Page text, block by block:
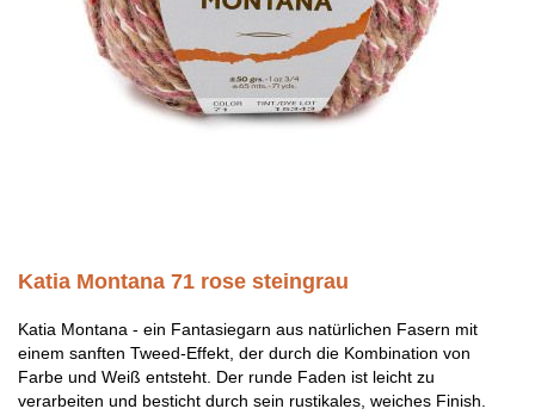
Katia Montana 71 rose steingrau
Katia Montana - ein Fantasiegarn aus natürlichen Fasern mit
einem sanften Tweed-Effekt, der durch die Kombination von
Farbe und Weiß entsteht. Der runde Faden ist leicht zu
verarbeiten und besticht durch sein rustikales, weiches Finish.